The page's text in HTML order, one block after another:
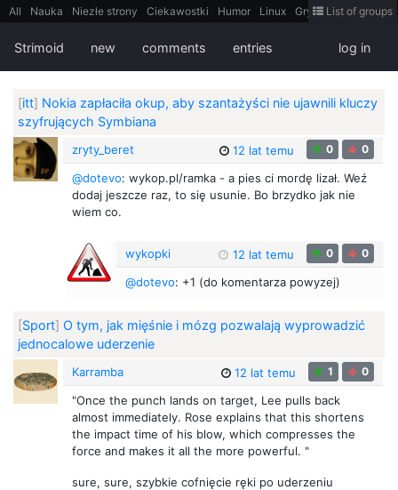
All Nauka Niezłe strony Ciekawostki Humor Linux Gry
Teh
Bezpieczeństwo
Książki Sugestie FotoHistoria
Truelolcontent
FilmyDokumentalne
gify
Cytaty Mapy Film Android itt Tradycyjne gry
List of groups
Strimoid new comments entries log in
[itt] Nokia zapłaciła okup, aby szantażyści nie ujawnili kluczy
szyfrujących Symbiana
zryty_beret 12 lat temu 0 0
@dotevo: wykop.pl/ramka - a pies ci mordę lizał. Weź
dodaj jeszcze raz, to się usunie. Bo brzydko jak nie
wiem co.
wykopki 12 lat temu 0 0
@dotevo: +1 (do komentarza powyzej)
[Sport] O tym, jak mięśnie i mózg pozwalają wyprowadzić
jednocalowe uderzenie
Karramba 12 lat temu 1 0
"Once the punch lands on target, Lee pulls back
almost immediately. Rose explains that this shortens
the impact time of his blow, which compresses the
force and makes it all the more powerful. "
sure, sure, szybkie cofnięcie ręki po uderzeniu